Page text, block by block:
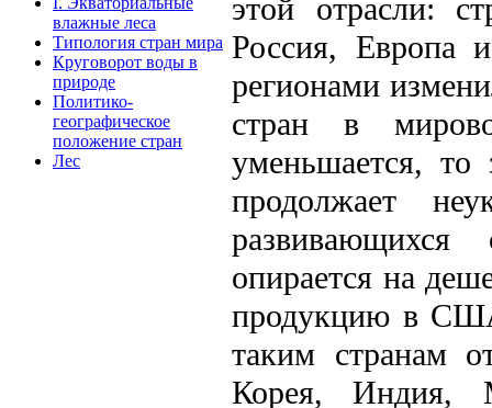
влажные леса
Типология стран мира
Круговорот воды в
природе
Политико-
географическое
положение стран
Лес
этой отрасли:
Россия,
регионами
стран в
уменьшается, то
продолжает
опирается на
продукцию в
таким странам
Корея, Индия,